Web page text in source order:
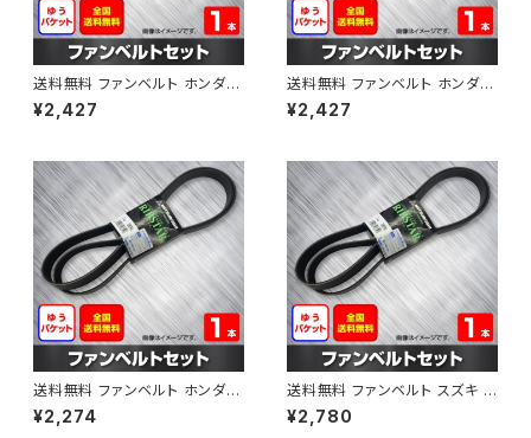
送料無料 ファンベルト ホンダ
ゼスト 型式JE1 H18.03～H24.
11 （国内トップメーカー） 1本 H
¥2,427
送料無料 ファンベルト ホンダ ラ
イフ 型式JB6 H15.09～H20.1
1 （国内トップメーカー） 1本 HA
¥2,427
送料無料 ファンベルト ホンダ フ
ィット 型式GE6 H19.10～H25.
09 （国内トップメーカー） 1本 H
¥2,274
送料無料 ファンベルト スズキ ス
ペーシア 型式MK32S H25.03
～H30.02 （国内トップメーカ
¥2,780